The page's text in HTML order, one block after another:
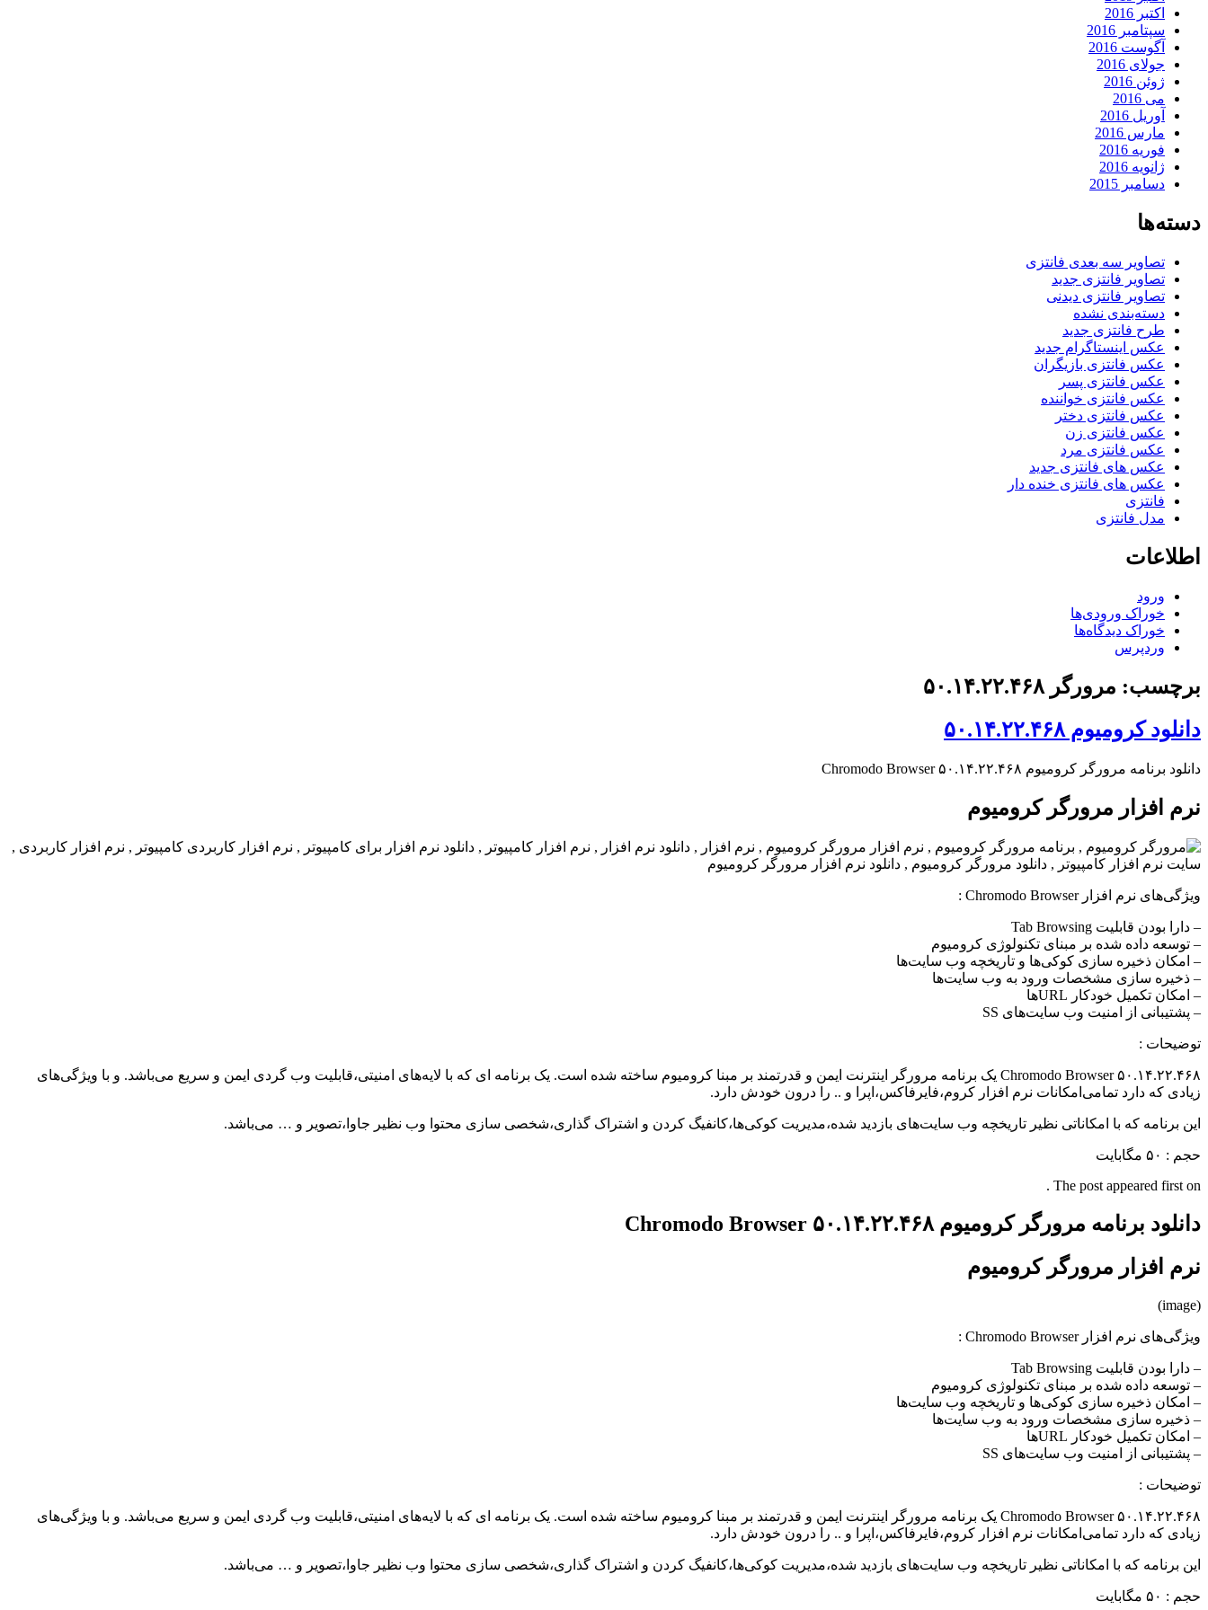
اکتبر 2016
سپتامبر 2016
آگوست 2016
جولای 2016
ژوئن 2016
می 2016
آوریل 2016
مارس 2016
فوریه 2016
ژانویه 2016
دسامبر 2015
دسته‌ها
تصاویر سه بعدی فانتزی
تصاویر فانتزی جدید
تصاویر فانتزی دیدنی
دسته‌بندی نشده
طرح فانتزی جدید
عکس اینستاگرام جدید
عکس فانتزی بازیگران
عکس فانتزی پسر
عکس فانتزی خواننده
عکس فانتزی دختر
عکس فانتزی زن
عکس فانتزی مرد
عکس های فانتزی جدید
عکس های فانتزی خنده دار
فانتزی
مدل فانتزی
اطلاعات
ورود
خوراک ورودی‌ها
خوراک دیدگاه‌ها
وردپرس
برچسب: مرورگر ۵۰.۱۴.۲۲.۴۶۸
دانلود کرومیوم ۵۰.۱۴.۲۲.۴۶۸
دانلود برنامه مرورگر کرومیوم Chromodo Browser ۵۰.۱۴.۲۲.۴۶۸
نرم افزار مرورگر کرومیوم
ویژگی‌های نرم افزار Chromodo Browser :
– دارا بودن قابلیت Tab Browsing
– توسعه داده شده بر مبنای تکنولوژی کرومیوم
– امکان ذخیره سازی کوکی‌ها و تاریخچه وب سایت‌ها
– ذخیره سازی مشخصات ورود به وب سایت‌ها
– امکان تکمیل خودکار URL‌ها
– پشتیبانی از امنیت وب سایت‌های SS
توضیحات :
Chromodo Browser ۵۰.۱۴.۲۲.۴۶۸ یک برنامه مرورگر اینترنت ایمن و قدرتمند بر مبنا کرومیوم ساخته شده است. یک برنامه ای که با لایه‌های امنیتی،قابلیت وب گردی ایمن و سریع می‌باشد. و با ویژگی‌های
زیادی که دارد تمامی‌امکانات نرم افزار کروم،فایرفاکس،اپرا و .. را درون خودش دارد.
این برنامه که با امکاناتی نظیر تاریخچه وب سایت‌های بازدید شده،مدیریت کوکی‌ها،کانفیگ کردن و اشتراک گذاری،شخصی سازی محتوا وب نظیر جاوا،تصویر و … می‌باشد.
حجم : ۵۰ مگابایت
The post appeared first on .
دانلود برنامه مرورگر کرومیوم Chromodo Browser ۵۰.۱۴.۲۲.۴۶۸
نرم افزار مرورگر کرومیوم
(image)
ویژگی‌های نرم افزار Chromodo Browser :
– دارا بودن قابلیت Tab Browsing
– توسعه داده شده بر مبنای تکنولوژی کرومیوم
– امکان ذخیره سازی کوکی‌ها و تاریخچه وب سایت‌ها
– ذخیره سازی مشخصات ورود به وب سایت‌ها
– امکان تکمیل خودکار URL‌ها
– پشتیبانی از امنیت وب سایت‌های SS
توضیحات :
Chromodo Browser ۵۰.۱۴.۲۲.۴۶۸ یک برنامه مرورگر اینترنت ایمن و قدرتمند بر مبنا کرومیوم ساخته شده است. یک برنامه ای که با لایه‌های امنیتی،قابلیت وب گردی ایمن و سریع می‌باشد. و با ویژگی‌های
زیادی که دارد تمامی‌امکانات نرم افزار کروم،فایرفاکس،اپرا و .. را درون خودش دارد.
این برنامه که با امکاناتی نظیر تاریخچه وب سایت‌های بازدید شده،مدیریت کوکی‌ها،کانفیگ کردن و اشتراک گذاری،شخصی سازی محتوا وب نظیر جاوا،تصویر و … می‌باشد.
حجم : ۵۰ مگابایت